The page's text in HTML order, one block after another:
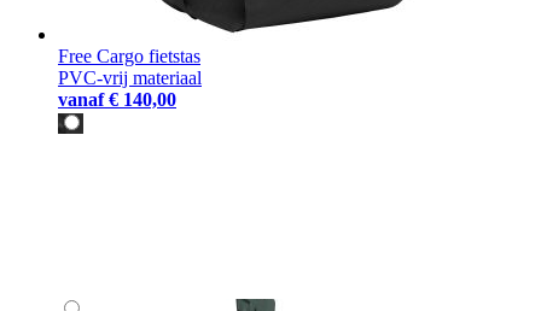
Free Cargo fietstas
PVC-vrij materiaal
vanaf € 140,00